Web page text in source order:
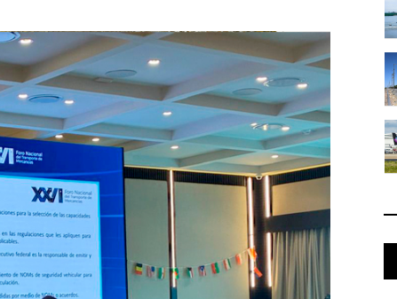
... La ATTRAPI licita red de telecomuni ...
IT-ANÁLISIS: Volaris abrirá ruta en ...
06 AGO 2026